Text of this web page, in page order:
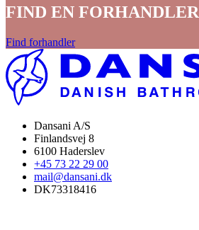
FIND EN FORHANDLER
Find forhandler
Dansani A/S
Finlandsvej 8
6100 Haderslev
+45 73 22 29 00
mail@dansani.dk
DK73318416